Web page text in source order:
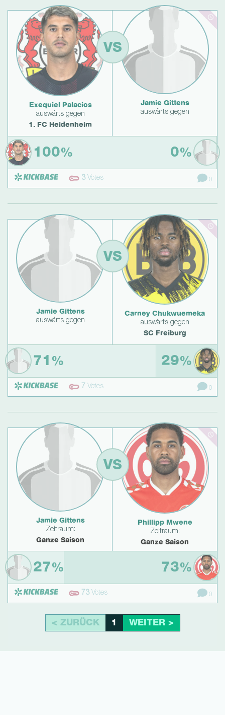
Exequiel Palacios
auswärts gegen
1. FC Heidenheim
VS
Jamie Gittens
auswärts gegen
100% 0%
3Votes 0
Jamie Gittens
auswärts gegen
VS
Carney Chukwuemeka
auswärts gegen
SC Freiburg
71 % 29%
7 Votes 0
Jamie Gittens
Zeitraum:
Ganze Saison
VS
Phillipp Mwene
Zeitraum:
Ganze Saison
27% 73%
73Votes 0
< ZURÜCK 1 WEITER >